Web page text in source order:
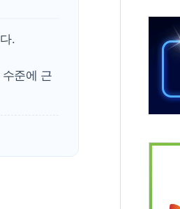
안·클라우드플레어·태양광주↑ VS 트
실종자 7359명 끝까지 찾겠다"
워시엔 톤 낮춰
.
준에 근